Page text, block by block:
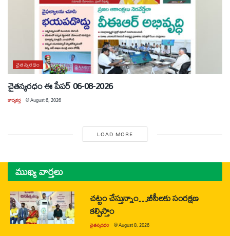
చైతన్యరధం
చైతన్యరధం ఈ పేపర్ 06-08-2026
కార్యకర్త @August 6, 2026
LOAD MORE
ముఖ్య వార్తలు
చట్టం చేస్తున్నాం…బీసీలకు సంరక్షణ
కల్పిస్తాం
చైతన్యరధం @August 8, 2026